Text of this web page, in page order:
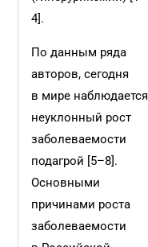
4].
По данным ряда
авторов, сегодня
в мире наблюдается
неуклонный рост
заболеваемости
подагрой [5–8].
Основными
причинами роста
заболеваемости